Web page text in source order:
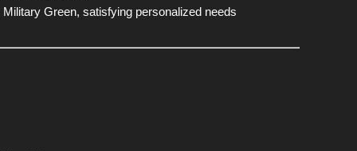
Green, satisfying personalized needs